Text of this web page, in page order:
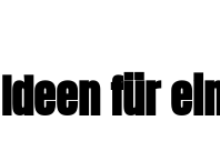
Ideen für